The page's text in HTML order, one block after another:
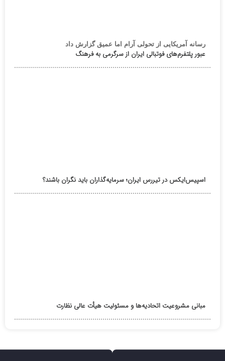
رسانه آمریکایی از تحولی آرام اما عمیق گزارش داد
عبور پلتفرم‌های فوتبالی ایران از سرگرمی به فرهنگ
اسپیس‌ایکس در تیررس ایران؛ سرمایه‌گذاران باید نگران باشند؟
مبانی مشروعیت اتحادیه‌ها و مسئولیت هیأت عالی نظارت